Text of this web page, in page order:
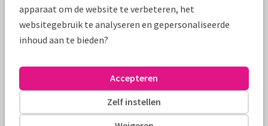
Productinformatie
molen, riet en vogels. De warme kleuren kunnen een troost
zijn in verdriet.
Alle kaarten zijn helemaal naar wens aan te passen
apparaat om de website te verbeteren, het
websitegebruik te analyseren en gepersonaliseerde
inhoud aan te bieden?
Zelf instellen
Accepteren